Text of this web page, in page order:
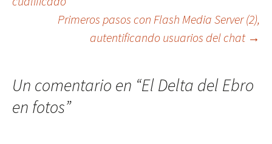
Primeros pasos con Flash Media Server (2),
autentificando usuarios del chat →
Un comentario en “El Delta del Ebro
en fotos”